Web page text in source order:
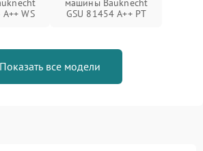
WS
машины Bauknecht
GSU 81454 A++ PT
Показать все модели